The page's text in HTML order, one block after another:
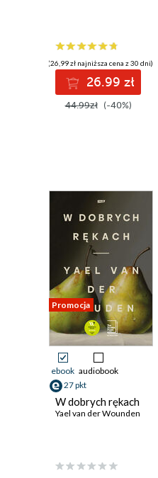
(26,99 zł najniższa cena z 30 dni)
26.99 zł
44.99zł (-40%)
Promocja
ebook audiobook
27 pkt
W dobrych rękach
Yael van der Wounden